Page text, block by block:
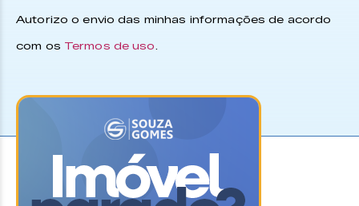
Autorizo o envio das minhas informações de acordo
com os Termos de uso.